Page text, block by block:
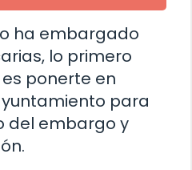
ha embargado
lo primero
ponerte en
para
del embargo y